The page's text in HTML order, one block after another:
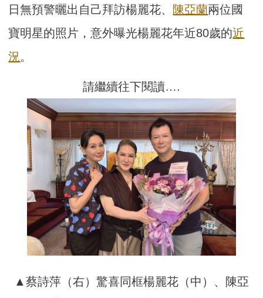
日無預警曬出自己拜訪楊麗花、 陳亞蘭兩位國
寶明星的照片，意外曝光楊麗花年近80歲的近
況。
請繼續往下閱讀….
▲蔡詩萍（右）驚喜同框楊麗花（中）、陳亞